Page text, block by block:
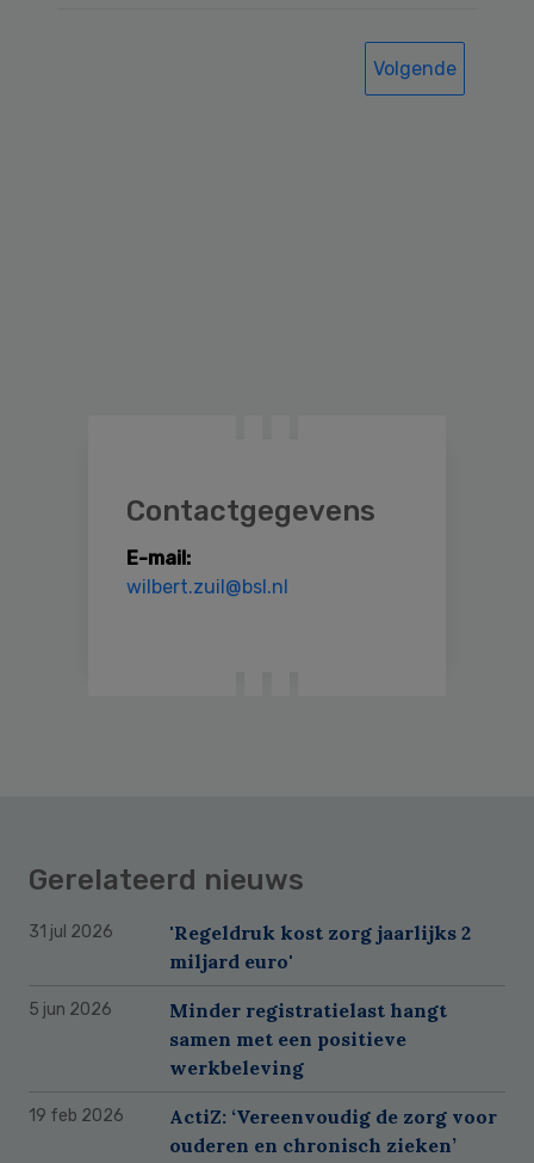
Volgende
Contactgegevens
E-mail:
wilbert.zuil@bsl.nl
Gerelateerd nieuws
31 jul 2026
'Regeldruk kost zorg jaarlijks 2
miljard euro'
5 jun 2026
Minder registratielast hangt
samen met een positieve
werkbeleving
19 feb 2026
ActiZ: ‘Vereenvoudig de zorg voor
ouderen en chronisch zieken’